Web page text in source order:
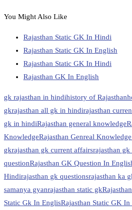
You Might Also Like
Rajasthan Static GK In Hindi
Rajasthan Static GK In English
Rajasthan Static GK In Hindi
Rajasthan GK In English
gk rajasthan in hindihistory of Rajasthan
gkrajasthan all gk in hindirajasthan
gk in hindiRajasthan general knowledge
KnowledgeRajasthan Genreal
gkrajasthan gk current affairsrajasthan
questionRajasthan GK Question In
Hindirajasthan gk questionsrajasthan ka
samanya gyanrajasthan static gk
Static Gk In EnglisRajasthan Static GK In